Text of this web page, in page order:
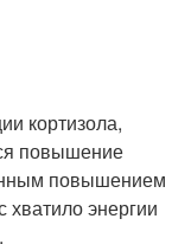
кортизола,
повышение
повышением
хватило энергии